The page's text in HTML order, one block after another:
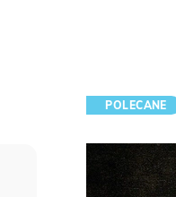
POLECANE